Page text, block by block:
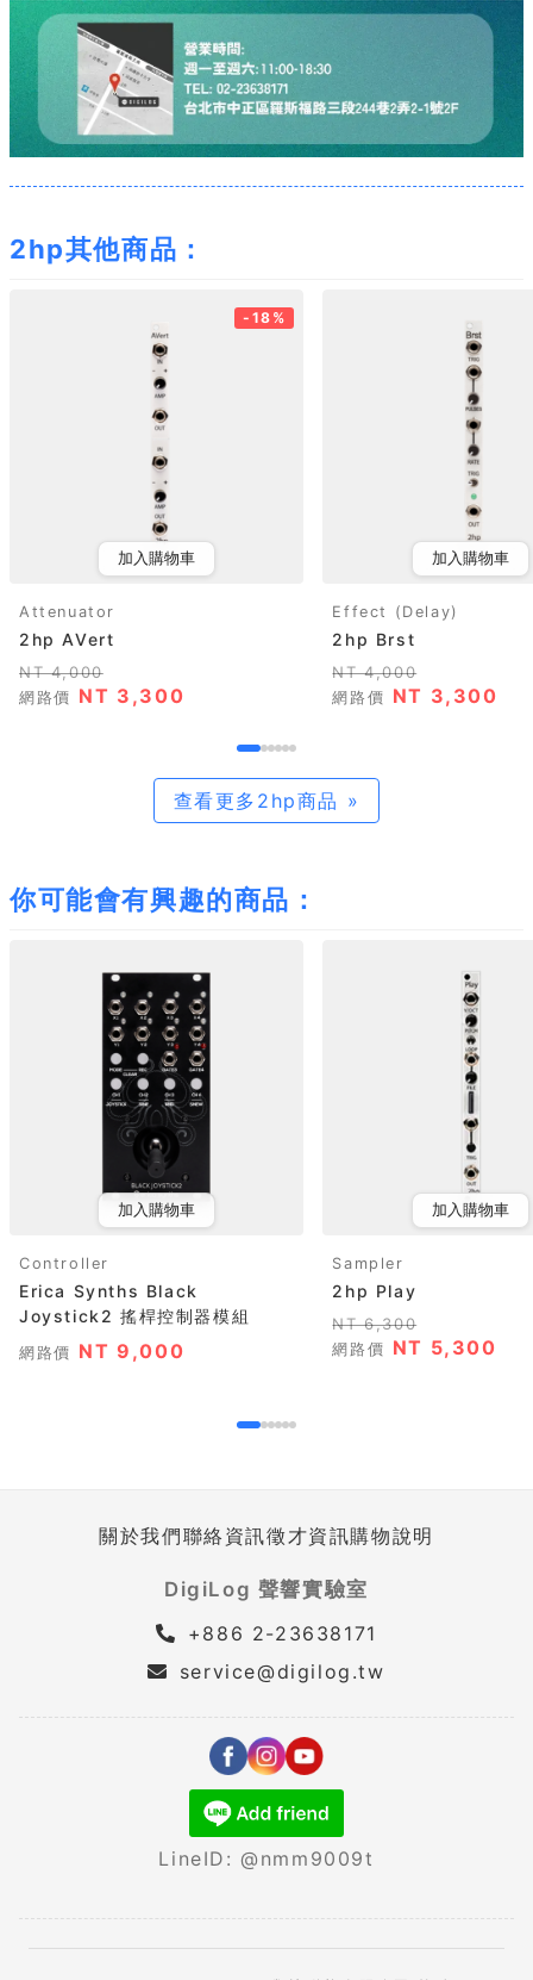
2hp其他商品：
-18%
加入購物車
Attenuator
2hp AVert
NT 4,000
網路價 NT 3,300
加入購物車
Effect (Delay)
2hp Brst
NT 4,000
網路價 NT 3,300
查看更多2hp商品 »
你可能會有興趣的商品：
加入購物車
Controller
Erica Synths Black
Joystick2 搖桿控制器模組
網路價 NT 9,000
加入購物車
Sampler
2hp Play
NT 6,300
網路價 NT 5,300
關於我們聯絡資訊徵才資訊購物說明
DigiLog 聲響實驗室
+886 2-23638171
service@digilog.tw
LineID: @nmm9009t